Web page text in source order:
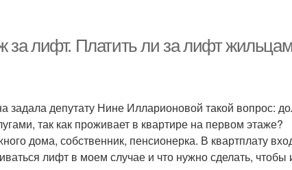
за лифт. Платить ли за лифт
задала депутату Нине Илларионовой такой вопрос:
так как проживает в квартире на первом этаже?
дома, собственник, пенсионерка. В квартплату
лифт в моем случае и что нужно сделать, чтобы